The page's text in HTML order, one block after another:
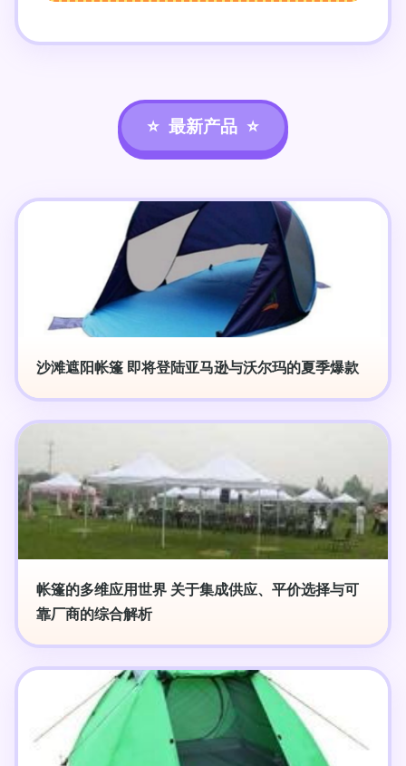
最新产品
沙滩遮阳帐篷 即将登陆亚马逊与沃尔玛的夏季爆款
帐篷的多维应用世界 关于集成供应、平价选择与可
靠厂商的综合解析